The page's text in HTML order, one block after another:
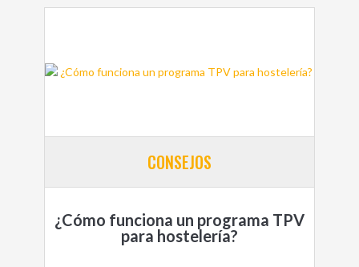
CONSEJOS
¿Cómo funciona un programa TPV
para hostelería?